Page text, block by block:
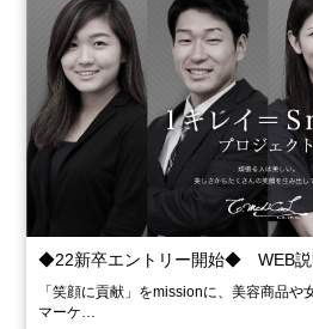
◆22新卒エントリー開始◆ WEB説
「笑顔に貢献」をmissionに、美容商品や
マーケ…